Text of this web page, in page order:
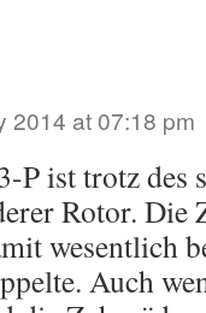
2014 at 07:18 pm
P ist trotz des
Rotor. Die
wesentlich
Auch